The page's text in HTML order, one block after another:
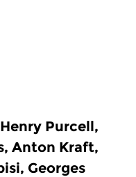
Purcell,
Anton Kraft,
Georges